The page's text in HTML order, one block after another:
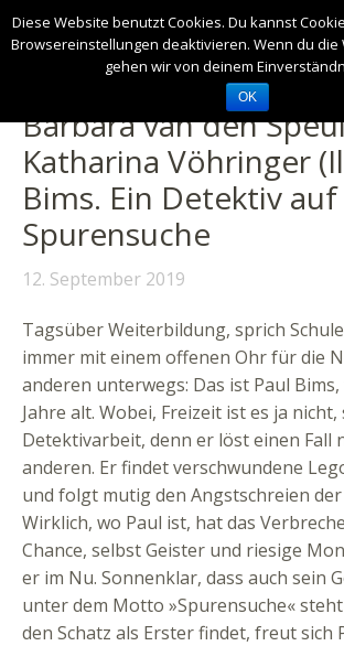
Barbara van den
Katharina Vöhringer
Bims. Ein Detektiv auf
Spurensuche
12. September 2019
Tagsüber Weiterbildung, sprich
immer mit einem offenen Ohr für die
anderen unterwegs: Das ist Paul
Jahre alt. Wobei, Freizeit ist es ja
Detektivarbeit, denn er löst einen Fall
anderen. Er findet verschwundene
und folgt mutig den Angstschreien
Wirklich, wo Paul ist, hat das
Chance, selbst Geister und riesige
er im Nu. Sonnenklar, dass auch sein
unter dem Motto »Spurensuche«
den Schatz als Erster findet, freut sich
Diese Website benutzt Cookies. Du kannst
Browsereinstellungen deaktivieren. Wenn du die
gehen wir von deinem
OK